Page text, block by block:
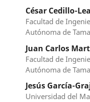
César Cedillo-
Facultad de
Autónoma de
Juan Carlos
Facultad de
Autónoma de
Jesús García-
Universidad del